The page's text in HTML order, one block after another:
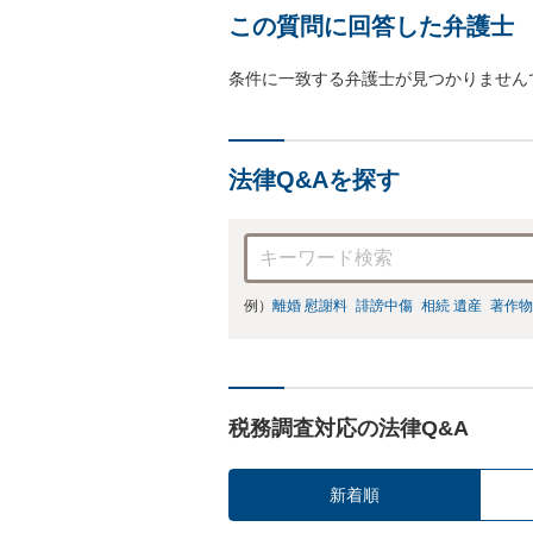
この質問に回答した弁護士
条件に一致する弁護士が見つかりません
法律Q&Aを探す
例） 離婚 慰謝料 誹謗中傷 相続 遺産 著作
税務調査対応の法律Q&A
新着順